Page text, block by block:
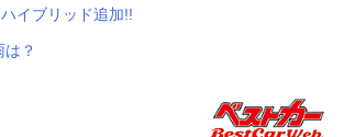
イブリッド追加!!
？